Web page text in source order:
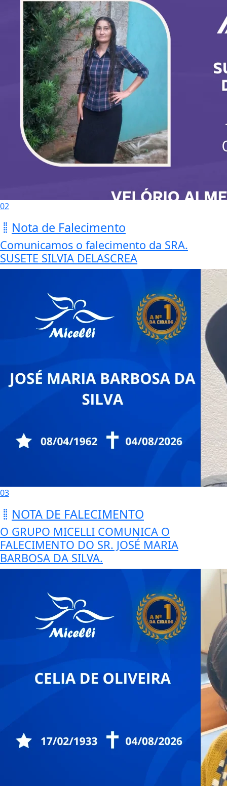
02
Nota de Falecimento
Comunicamos o falecimento da SRA.
SUSETE SILVIA DELASCREA
03
NOTA DE FALECIMENTO
O GRUPO MICELLI COMUNICA O
FALECIMENTO DO SR. JOSÉ MARIA
BARBOSA DA SILVA.